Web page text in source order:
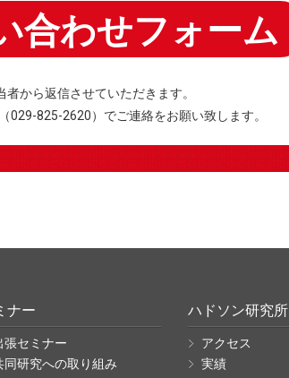
合わせフォーム
者から返信させていただきます。
029-825-2620）でご連絡をお願い致します。
ナー
張セミナー
同研究への取り組み
ハドソン研究所
アクセス
実績